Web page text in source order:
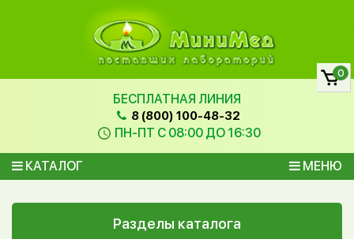
БЕСПЛАТНАЯ ЛИНИЯ
8 (800) 100-48-32
ПН-ПТ С 08:00 ДО 16:30
КАТАЛОГ МЕНЮ
0
Разделы каталога